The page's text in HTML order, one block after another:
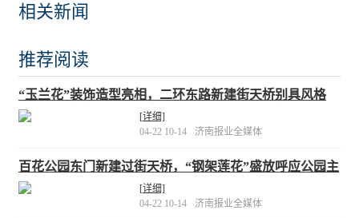
相关新闻
推荐阅读
“玉兰花”装饰造型亮相，二环东路新建街天桥别具风格
[详细]
04-22 10-14
济南报业全媒体
百花公园东门新建过街天桥，“钢架莲花”盛放呼应公园主
题
[详细]
04-22 10-14
济南报业全媒体